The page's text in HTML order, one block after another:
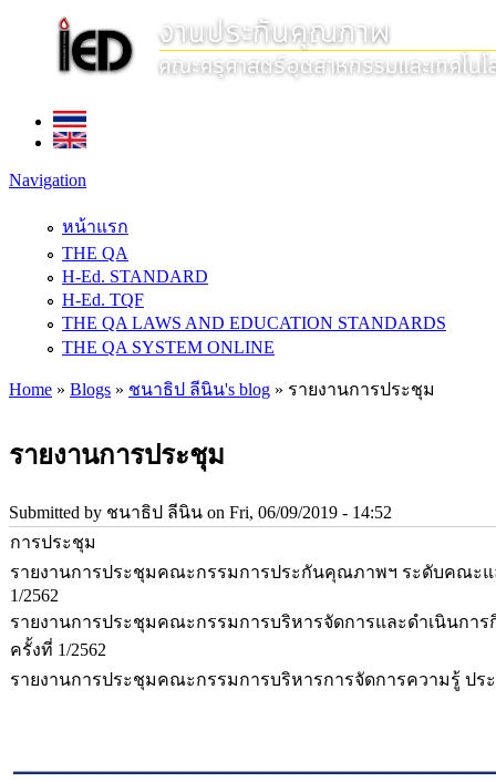
Navigation
หน้าแรก
THE QA
H-Ed. STANDARD
H-Ed. TQF
THE QA LAWS AND EDUCATION STANDARDS
THE QA SYSTEM ONLINE
Home » Blogs » ชนาธิป ลีนิน's blog » รายงานการประชุม
รายงานการประชุม
Submitted by ชนาธิป ลีนิน on Fri, 06/09/2019 - 14:52
การประชุม
รายงานการประชุมคณะกรรมการประกันคุณภาพฯ ระดับคณะแ
1/2562
รายงานการประชุมคณะกรรมการบริหารจัดการและดำเนินการ
ครั้งที่ 1/2562
รายงานการประชุมคณะกรรมการบริหารการจัดการความรู้ ประ